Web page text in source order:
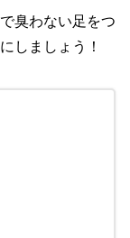
臭わない足をつ
しましょう！